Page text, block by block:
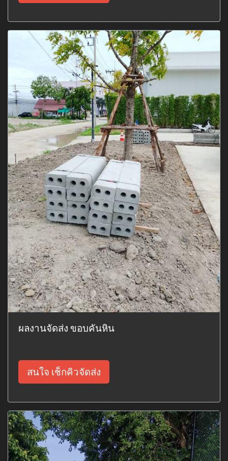
ผลงานจัดส่ง ขอบคันหิน
สนใจ เช็กคิวจัดส่ง